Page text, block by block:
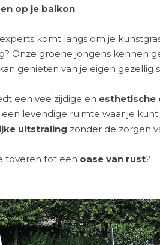
op je balkon.
komt langs om je
Onze groene jongens kennen
genieten van je eigen gezellig
een veelzijdige en esthetische
levendige ruimte waar je
uitstraling zonder de zorgen
toveren tot een oase van rust?